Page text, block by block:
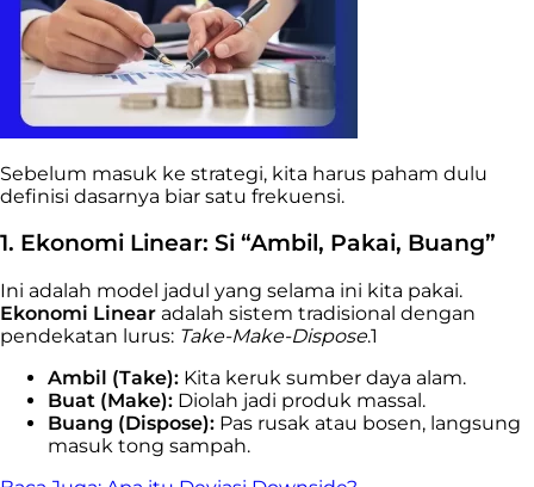
Sebelum masuk ke strategi, kita harus paham dulu
definisi dasarnya biar satu frekuensi.
1. Ekonomi Linear: Si “Ambil, Pakai, Buang”
Ini adalah model jadul yang selama ini kita pakai.
Ekonomi Linear adalah sistem tradisional dengan
pendekatan lurus: Take-Make-Dispose.1
Ambil (Take): Kita keruk sumber daya alam.
Buat (Make): Diolah jadi produk massal.
Buang (Dispose): Pas rusak atau bosen, langsung
masuk tong sampah.